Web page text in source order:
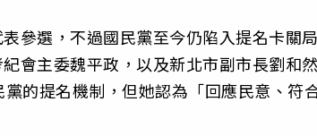
參選，不過國民黨至今仍陷入提名卡關
會主委魏平政，以及新北市副市長劉和
的提名機制，但她認為「回應民意、符